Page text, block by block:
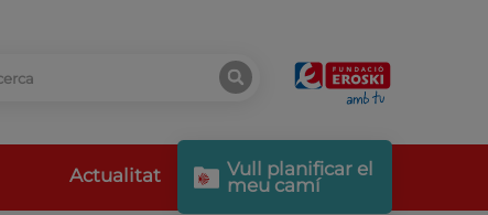
Actualitat Vull planificar el
meu camí